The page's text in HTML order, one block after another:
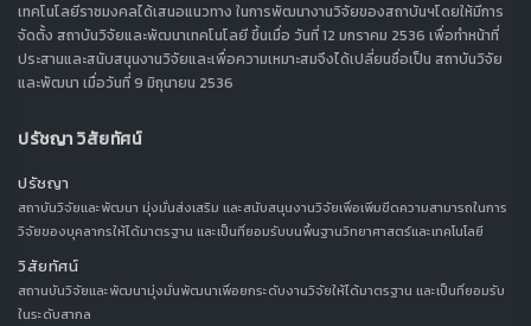
เทคโนโลยีราชมงคลได้เสนอแนวทาง ในการพัฒนางานวิจัยของสถาบันฯโดยให้มีการ
จัดตั้ง สถาบันวิจัยและพัฒนาเทคโนโลยี ขึ้นเมื่อ วันที่ 12 มกราคม 2536 เพื่อทำหน้าที่
ประสานและสนับสนุนงานวิจัยและเพื่อความเหมาะสมจึงได้เปลี่ยนชื่อเป็น สถาบันวิจัย
และพัฒนา เมื่อวันที่ 9 มิถุนายน 2536
ปรัชญา วิสัยทัศน์
ปรัชญา
สถาบันวิจัยและพัฒนา มุ่งมั่นส่งเสริม และสนับสนุนงานวิจัยเพื่อเพิ่มขีดความสามารถในการ
วิจัยของบุคลากรให้ได้มาตรฐาน และเป็นที่ยอมรับบนพื้นฐานวิทยาศาสตร์และเทคโนโลยี
วิสัยทัศน์
สถานบันวิจัยและพัฒนามุ่งมั่นพัฒนาเพื่อยกระดับงานวิจัยให้ได้มาตรฐาน และเป็นที่ยอมรับ
ในระดับสากล